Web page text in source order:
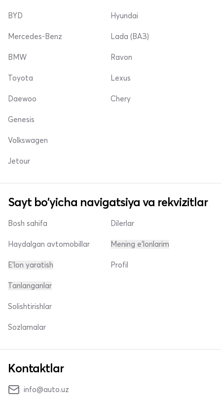
BYD
Mercedes-Benz
Hyundai
Lada (ВАЗ)
BMW
Toyota
Daewoo
Ravon
Lexus
Chery
Genesis
Volkswagen
Jetour
Sayt bo'yicha navigatsiya va rekvizitlar
Bosh sahifa
Haydalgan avtomobillar
E'lon yaratish
Dilerlar
Mening e'lonlarim
Profil
Tanlanganlar
Solishtirishlar
Sozlamalar
Kontaktlar
info@auto.uz